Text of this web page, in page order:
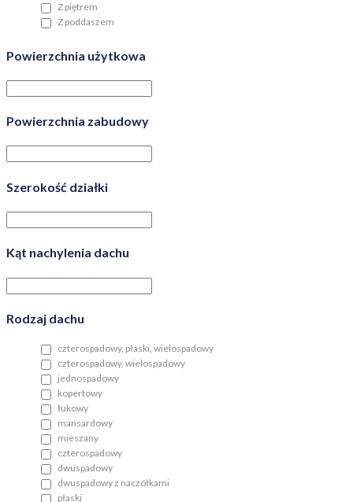
Z piętrem
Z poddaszem
Powierzchnia użytkowa
Powierzchnia zabudowy
Szerokość działki
Kąt nachylenia dachu
Rodzaj dachu
czterospadowy, płaski, wielospadowy
czterospadowy, wielospadowy
jednospadowy
kopertowy
łukowy
mansardowy
mieszany
czterospadowy
dwuspadowy
dwuspadowy z naczółkami
płaski